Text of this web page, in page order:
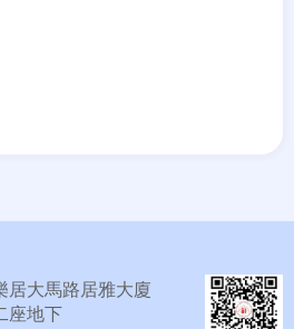
居大馬路居雅大廈
座地下